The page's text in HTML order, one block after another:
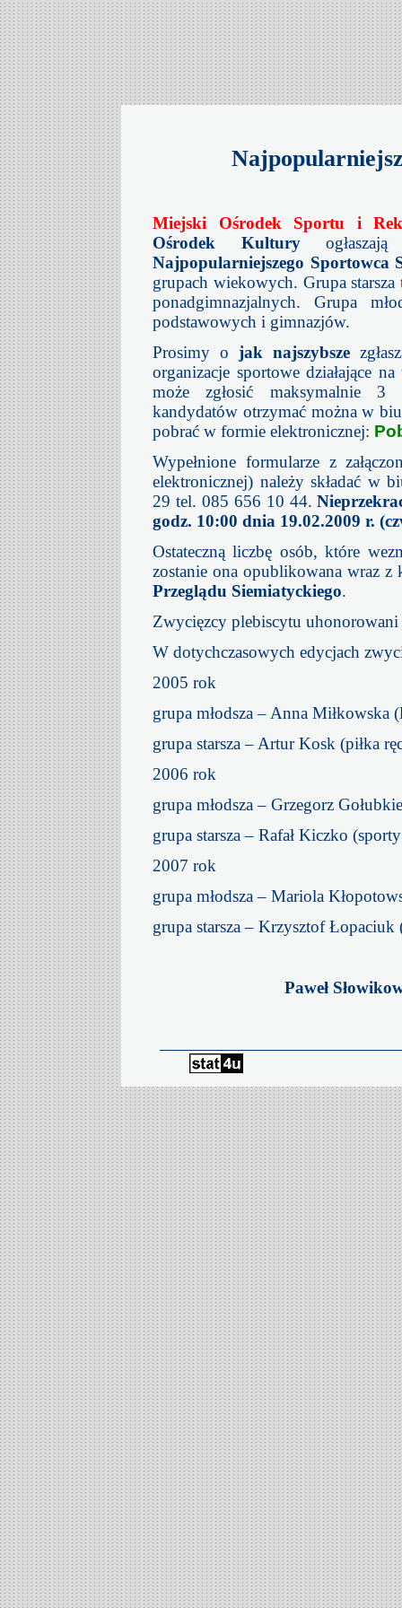
Miejski Ośrodek Sportu i
Ośrodek Kultury
Najpopularniejszego Sportowca
grupach wiekowych. Grupa
ponadgimnazjalnych. Grupa
podstawowych i gimnazjów.
Prosimy o jak najszybsze
organizacje sportowe działające
może zgłosić maksymalnie 3
kandydatów otrzymać można w
pobrać w formie elektronicznej:
Wypełnione formularze z
elektronicznej) należy składać w
29 tel. 085 656 10 44.
godz. 10:00 dnia 19.02.2009 r.
Ostateczną liczbę osób, które
zostanie ona opublikowana wraz
Przeglądu Siemiatyckiego.
Zwycięzcy plebiscytu
W dotychczasowych edycjach
2005 rok
grupa młodsza – Anna Miłkowska
grupa starsza – Artur Kosk (piłka
2006 rok
grupa młodsza – Grzegorz
grupa starsza – Rafał Kiczko
2007 rok
grupa młodsza – Mariola
grupa starsza – Krzysztof Łopaciuk
Paweł